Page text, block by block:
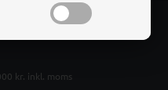
kr. inkl. moms